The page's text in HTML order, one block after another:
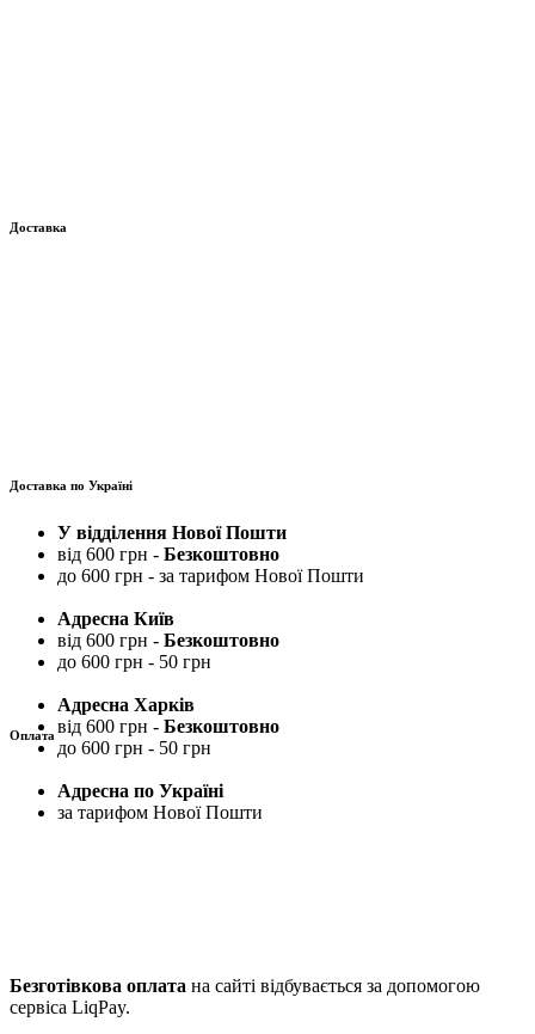
Доставка
Доставка по Україні
У відділення Нової Пошти
від 600 грн - Безкоштовно
до 600 грн - за тарифом Нової Пошти
Адресна Київ
від 600 грн - Безкоштовно
до 600 грн - 50 грн
Адресна Харків
від 600 грн - Безкоштовно
до 600 грн - 50 грн
Адресна по Україні
за тарифом Нової Пошти
Оплата
Безготівкова оплата на сайті відбувається за допомогою
сервіса LiqPay.